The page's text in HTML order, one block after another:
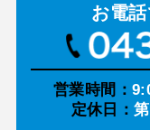
お電
営業時間：
定休日：